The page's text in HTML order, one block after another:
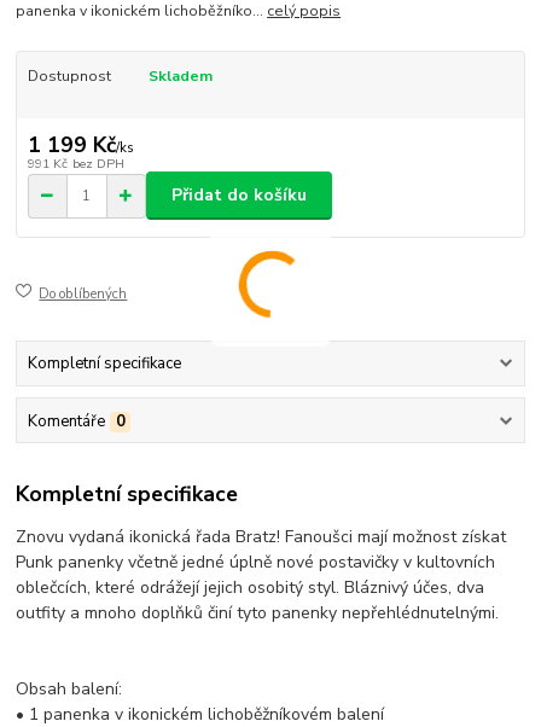
panenka v ikonickém lichoběžníko... celý popis
Dostupnost Skladem
1 199 Kč/ks
991 Kč bez DPH
Přidat do košíku
Do oblíbených
Kompletní specifikace
Komentáře 0
Kompletní specifikace
Znovu vydaná ikonická řada Bratz! Fanoušci mají možnost získat
Punk panenky včetně jedné úplně nové postavičky v kultovních
oblečcích, které odrážejí jejich osobitý styl. Bláznivý účes, dva
outfity a mnoho doplňků činí tyto panenky nepřehlédnutelnými.
Obsah balení:
• 1 panenka v ikonickém lichoběžníkovém balení